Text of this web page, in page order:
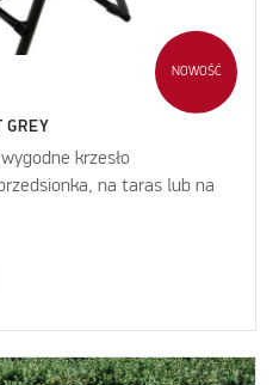
NOWOŚĆ
krzesło
na taras lub na